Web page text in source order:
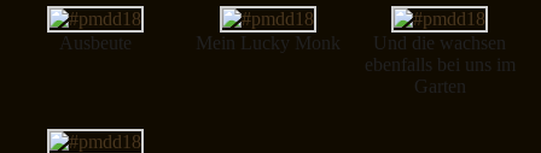
Ausbeute Mein Lucky Monk
Und die wachsen
ebenfalls bei uns im
Garten